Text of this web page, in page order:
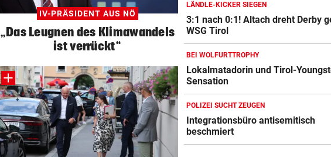
IV-PRÄSIDENT AUS NÖ
„Das Leugnen des Klimawandels
ist verrückt“
LÄNDLE-KICKER SIEGEN
3:1 nach 0:1! Altach dreht Derby
WSG Tirol
BEI WOLFURTTROPHY
Lokalmatadorin und Tirol-
Sensation
POLIZEI SUCHT ZEUGEN
Integrationsbüro antisemitisch
beschmiert